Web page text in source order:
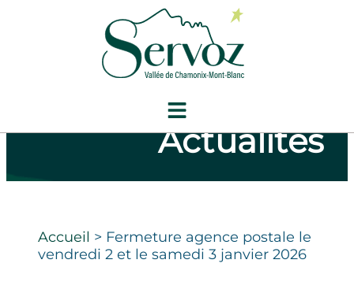
Actualités
Accueil > Fermeture agence postale le
vendredi 2 et le samedi 3 janvier 2026